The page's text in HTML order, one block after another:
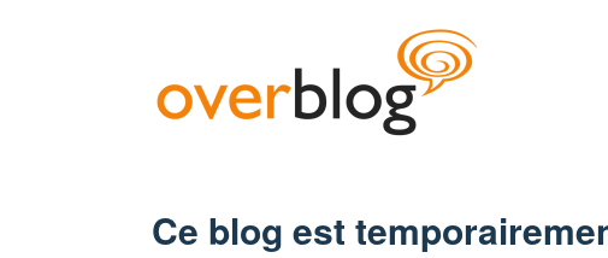
Ce blog est